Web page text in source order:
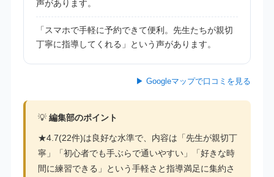
声があります。
「スマホで手軽に予約できて便利。先生たちが親切
丁寧に指導してくれる」という声があります。
▶ Googleマップで口コミを見る
💡 編集部のポイント
★4.7(22件)は良好な水準で、内容は「先生が親切丁
寧」「初心者でも手ぶらで通いやすい」「好きな時
間に練習できる」という手軽さと指導満足に集約さ